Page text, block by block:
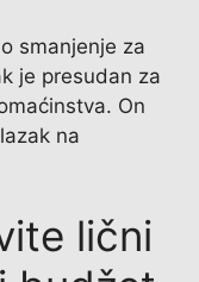
smanjenje za
je presudan za
On
na
lični